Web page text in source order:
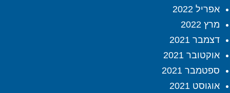
אפריל 2022
מרץ 2022
דצמבר 2021
אוקטובר 2021
ספטמבר 2021
אוגוסט 2021